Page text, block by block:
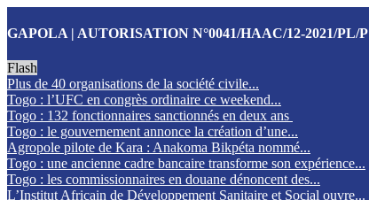
GAPOLA | AUTORISATION N°0041/HAAC/12-2021/PL/P
Flash
Plus de 40 organisations de la société civile...
Togo : l’UFC en congrès ordinaire ce weekend...
Togo : 132 fonctionnaires sanctionnés en deux ans
Togo : le gouvernement annonce la création d’une...
Agropole pilote de Kara : Anakoma Bikpéta nommé...
Togo : une ancienne cadre bancaire transforme son expérience...
Togo : les commissionnaires en douane dénoncent des...
L’Institut Africain de Développement Sanitaire et Social ouvre...